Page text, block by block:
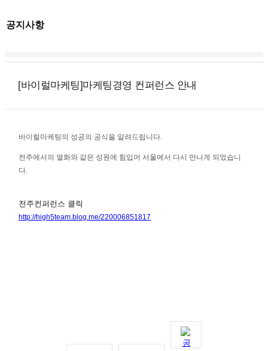
공지사항
[바이럴마케팅]마케팅경영 컨퍼런스 안내
바이럴마케팅의 성공의 공식을 알려드립니다.
전주에서의 열화와 같은 성원에 힘입어 서울에서 다시 만나게 되었습니
다.
전주컨퍼런스 클릭
http://high5team.blog.me/220006851817